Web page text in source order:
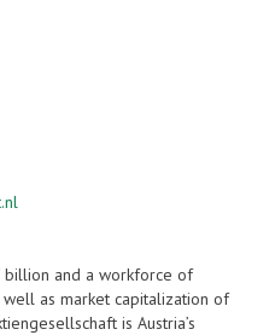
billion and a workforce of
as market capitalization of
is Austria’s